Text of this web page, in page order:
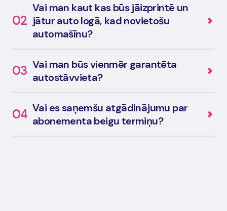
02
Vai man kaut kas būs jāizprintē un
jātur auto logā, kad novietošu
automašīnu?
03 Vai man būs vienmēr garantēta
autostāvvieta?
04 Vai es saņemšu atgādinājumu par
abonementa beigu termiņu?